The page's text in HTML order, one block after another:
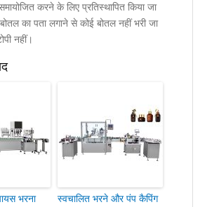
करने के लिए प्रतिस्थापित किया जा
का पता लगाने से कोई बोतल नहीं भरी जा
नहीं।
भरना
स्वचालित भरने और पंप कैपिंग